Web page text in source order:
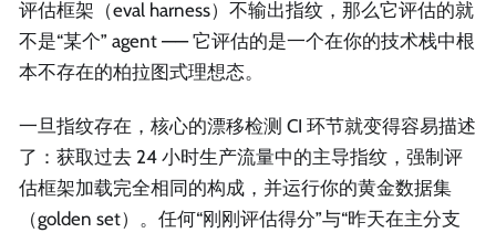
评估框架（eval harness）不输出指纹，那么它评估的就
不是“某个” agent —— 它评估的是一个在你的技术栈中根
本不存在的柏拉图式理想态。
一旦指纹存在，核心的漂移检测 CI 环节就变得容易描述
了：获取过去 24 小时生产流量中的主导指纹，强制评
估框架加载完全相同的构成，并运行你的黄金数据集
（golden set）。任何“刚刚评估得分”与“昨天在主分支